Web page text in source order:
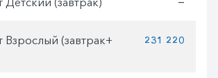
Взрослый (завтрак+
231 220